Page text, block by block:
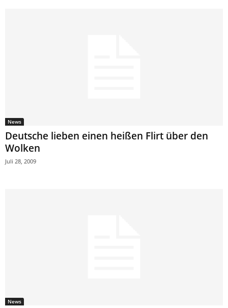
News
Deutsche lieben einen heißen Flirt über den
Wolken
Juli 28, 2009
News